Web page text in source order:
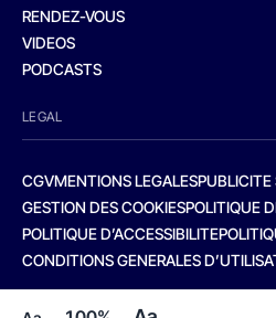
RENDEZ-VOUS
VIDEOS
PODCASTS
LEGAL
CGVMENTIONS LEGALES
GESTION DES COOKIESPOLITIQUE
POLITIQUE D’ACCESSIBILITE
CONDITIONS GENERALES